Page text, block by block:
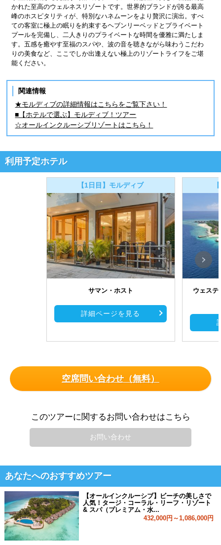
かれた至高のウェルネスリゾートです。世界的ブランドが誇る最高
峰のホスピタリティが、特別なハネムーンをより贅沢に演出。すべ
ての客室に極上の眠りを約束するヘブンリーベッドとプライベート
プールを完備し、二人きりのプライベートな時間を優雅に満たしま
す。五感を癒やす至福のスパや、波の音を聴きながら味わうこだわ
りの美食など、ここでしか出逢えない極上のリゾートライフをご堪
能ください。
関連情報
★モルディブの詳細情報はこちらをご覧下さい！
■【ホテルで選ぶ】モルディブ！ツアー
☆オールインクルーシブリゾートはこちら！
利用予定ホテル
【1日目】モルディブ
サマン・ホスト
詳細ページを見る
ウェステ
空席問い合わせ（無料）
このツアーに関するお問い合わせはこちら
お問い合わせ
あなたへのおすすめツアー
【オールインクルーシブ】ビーチの美しさで
人気！タージ・コーラル・リーフ・リゾート
& スパ（プレミアム・水...
432,000円～1,086,000円